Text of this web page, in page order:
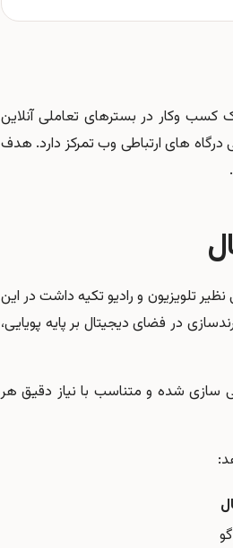
کسب وکار در بسترهای تعاملی آنلاین
درگاه های ارتباطی وب تمرکز دارد. هدف
تلویزیون و رادیو تکیه داشت در این
در فضای دیجیتال بر پایه پویایی،
سازی شده و متناسب با نیاز دقیق هر